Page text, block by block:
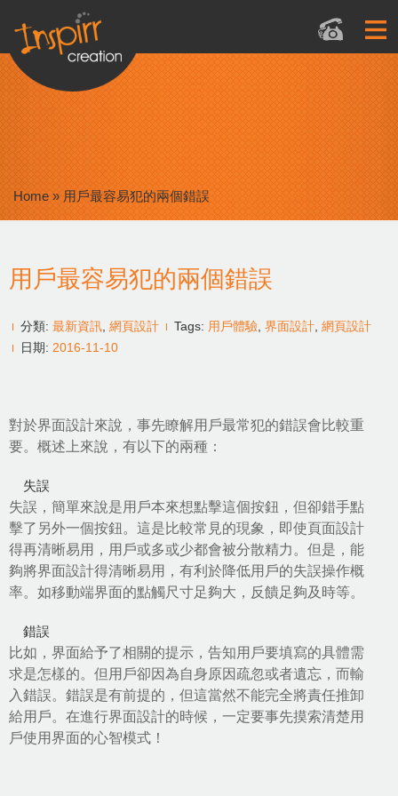
Home » 用戶最容易犯的兩個錯誤
用戶最容易犯的兩個錯誤
分類: 最新資訊 網頁設計 Tags: 用戶體驗 界面設計 網頁設計
日期: 2016-11-10
對於界面設計來說，事先瞭解用戶最常犯的錯誤會比較重
要。概述上來說，有以下的兩種：
失誤
失誤，簡單來說是用戶本來想點擊這個按鈕，但卻錯手點
擊了另外一個按鈕。這是比較常見的現象，即使頁面設計
得再清晰易用，用戶或多或少都會被分散精力。但是，能
夠將界面設計得清晰易用，有利於降低用戶的失誤操作概
率。如移動端界面的點觸尺寸足夠大，反饋足夠及時等。
錯誤
比如，界面給予了相關的提示，告知用戶要填寫的具體需
求是怎樣的。但用戶卻因為自身原因疏忽或者遺忘，而輸
入錯誤。錯誤是有前提的，但這當然不能完全將責任推卸
給用戶。在進行界面設計的時候，一定要事先摸索清楚用
戶使用界面的心智模式！